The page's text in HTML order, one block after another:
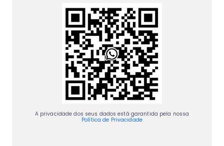
A privacidade dos seus dados está garantida pela nossa
Política de Privacidade